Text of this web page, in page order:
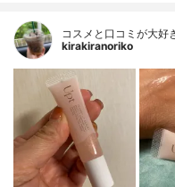
コスメと口コミが大好
kirakiranoriko